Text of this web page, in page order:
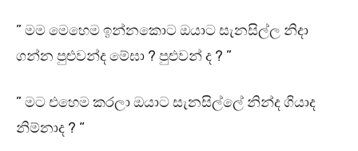
” මම මෙහෙම ඉන්නකොට ඔයාට සැනසිල්ල නිදා
ගන්න පුළුවන්ද මේඝා ? පුළුවන් ද ? ”
” මට එහෙම කරලා ඔයාට සැනසිල්ලේ නින්ද ගියාද
නිම්නාද ? “